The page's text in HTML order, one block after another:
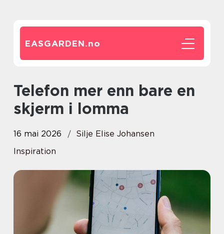
EASGARDEN.no
Telefon mer enn bare en
skjerm i lomma
16 mai 2026
Silje Elise Johansen
Inspiration